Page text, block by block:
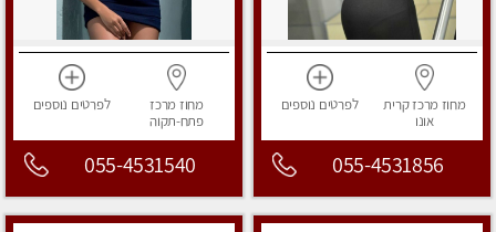
מחוז מרכזקרית
אונו
לפרטים נוספים
055-4531856
מחוז מרכז
פתח-תקוה
לפרטים נוספים
055-4531540